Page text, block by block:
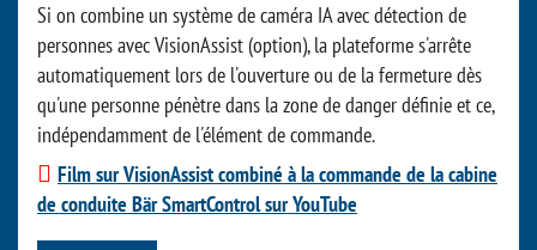
Si on combine un système de caméra IA avec détection de
personnes avec VisionAssist (option), la plateforme s'arrête
automatiquement lors de l'ouverture ou de la fermeture dès
qu'une personne pénètre dans la zone de danger définie et ce,
indépendamment de l'élément de commande.
Film sur VisionAssist combiné à la commande de la cabine
de conduite Bär SmartControl sur YouTube